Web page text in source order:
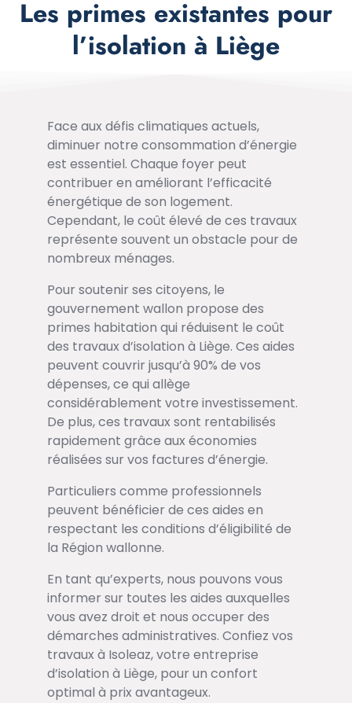
Les primes existantes pour
l’isolation à Liège
Face aux défis climatiques actuels,
diminuer notre consommation d’énergie
est essentiel. Chaque foyer peut
contribuer en améliorant l’efficacité
énergétique de son logement.
Cependant, le coût élevé de ces travaux
représente souvent un obstacle pour de
nombreux ménages.
Pour soutenir ses citoyens, le
gouvernement wallon propose des
primes habitation qui réduisent le coût
des travaux d’isolation à Liège. Ces aides
peuvent couvrir jusqu’à 90% de vos
dépenses, ce qui allège
considérablement votre investissement.
De plus, ces travaux sont rentabilisés
rapidement grâce aux économies
réalisées sur vos factures d’énergie.
Particuliers comme professionnels
peuvent bénéficier de ces aides en
respectant les conditions d’éligibilité de
la Région wallonne.
En tant qu’experts, nous pouvons vous
informer sur toutes les aides auxquelles
vous avez droit et nous occuper des
démarches administratives. Confiez vos
travaux à Isoleaz, votre entreprise
d’isolation à Liège, pour un confort
optimal à prix avantageux.